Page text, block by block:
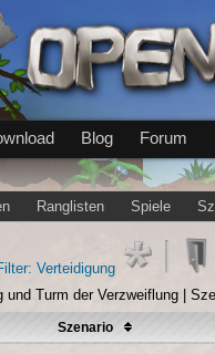
Blog Forum
Ranglisten Spiele
Turm der Verzweiflung |
Szenario